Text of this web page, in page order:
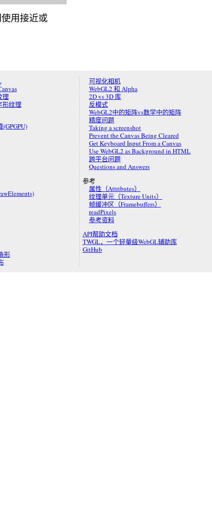
用接近或
理
形纹理
(GPGPU)
形
可视化相机
WebGL2 和 Alpha
2D vs 3D 库
反模式
WebGL2中的矩阵vs数学中的矩阵
精度问题
Taking a screenshot
Prevent the Canvas Being Cleared
Get Keyboard Input From a Canvas
Use WebGL2 as Background in HTML
跨平台问题
Questions and Answers
参考
属性（Attributes）
纹理单元（Texture Units）
帧缓冲区（Framebuffers）
readPixels
参考资料
API帮助文档
TWGL，一个轻量级WebGL辅助库
GitHub